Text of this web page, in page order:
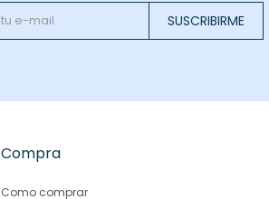
SUSCRIBIRME
Compra
Como comprar